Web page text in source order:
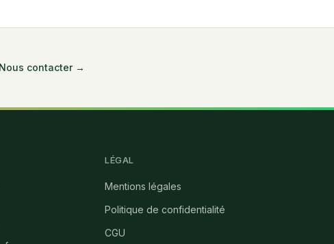
Nous contacter →
LÉGAL
Mentions légales
Politique de confidentialité
CGU